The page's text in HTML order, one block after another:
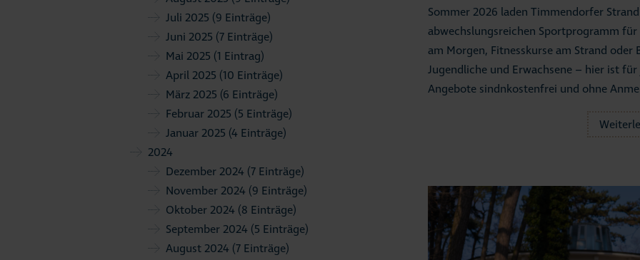
Juli 2025 (9 Einträge)
Juni 2025 (7 Einträge)
Mai 2025 (1 Eintrag)
April 2025 (10 Einträge)
März 2025 (6 Einträge)
Februar 2025 (5 Einträge)
Januar 2025 (4 Einträge)
2024
Dezember 2024 (7 Einträge)
November 2024 (9 Einträge)
Oktober 2024 (8 Einträge)
September 2024 (5 Einträge)
August 2024 (7 Einträge)
Sommer 2026 laden Timmendorfer
abwechslungsreichen Sportprogramm für
am Morgen, Fitnesskurse am Strand oder
Jugendliche und Erwachsene – hier ist
Angebote sindnkostenfrei und ohne